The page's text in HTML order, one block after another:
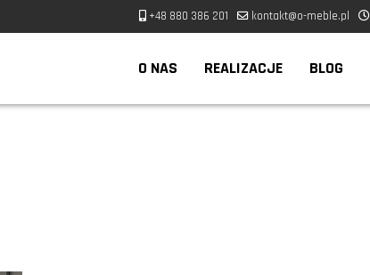
+48 880 386 201 kontakt@o-meble.pl
O NAS REALIZACJE BLOG